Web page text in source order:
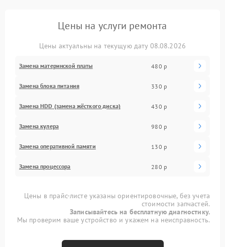
Цены на услуги ремонта
Цены актуальны на текущую дату 08.08.2026
Замена материнской платы 480 р
Замена блока питания 330 р
Замена HDD (замена жёсткого диска) 430 р
Замена кулера 980 р
Замена оперативной памяти 130 р
Замена процессора 280 р
Цены в прайс-листе указаны ориентировочные, без учета
стоимости запчастей.
Записывайтесь на бесплатную диагностику.
Мы проверим ваше устройство и укажем на неисправность.